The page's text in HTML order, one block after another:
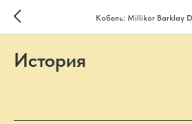
Кобель: Millikor Barklay
История